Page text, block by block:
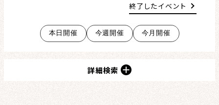
イベント情報
特集
インタビュー
本日開催 今週開催 今月開催
終了したイベント
詳細検索